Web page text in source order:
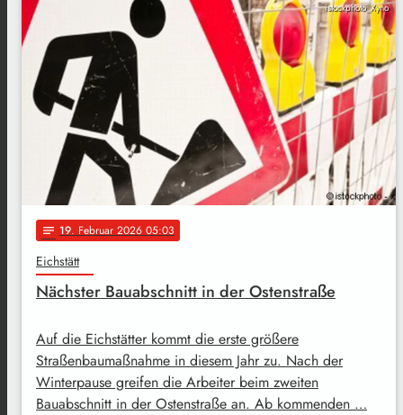
istockphoto_Xyno
notes 19. Februar 2026 05:03
Eichstätt
Nächster Bauabschnitt in der Ostenstraße
Auf die Eichstätter kommt die erste größere
Straßenbaumaßnahme in diesem Jahr zu. Nach der
Winterpause greifen die Arbeiter beim zweiten
Bauabschnitt in der Ostenstraße an. Ab kommenden …